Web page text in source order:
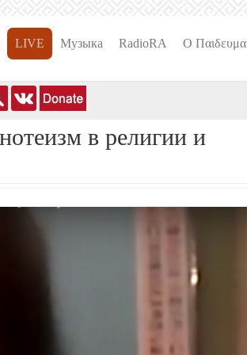
LIVE Музыка RadioRA О Пαιδευμα
в религии и